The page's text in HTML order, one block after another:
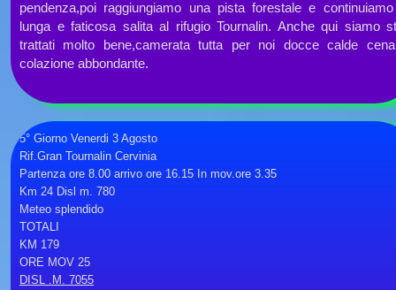
pendenza,poi raggiungiamo una pista forestale e
lunga e faticosa salita al rifugio Tournalin. Anche qui siamo
trattati molto bene,camerata tutta per noi docce calde
colazione abbondante.
5° Giorno Venerdi 3 Agosto
Rif.Gran Tournalin Cervinia
Partenza ore 8.00 arrivo ore 16.15 In mov.ore 3.35
Km 24 Disl m. 780
Meteo splendido
TOTALI
KM 179
ORE MOV 25
DISL .M. 7055